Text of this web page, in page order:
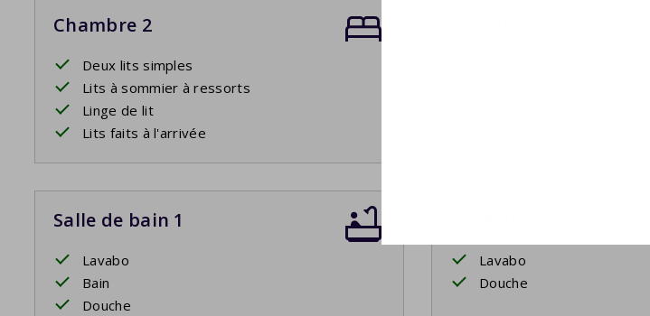
Chambre 2
Deux lits simples
Lits à sommier à ressorts
Linge de lit
Lits faits à l'arrivée
Salle de bain 1
Lavabo
Bain
Douche
Lavabo
Douche